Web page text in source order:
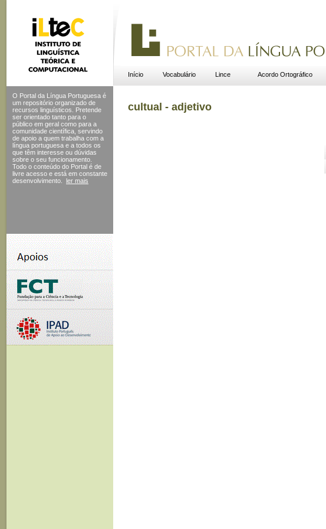
Início Vocabulário Lince Acordo Ortográfico
O Portal da Língua Portuguesa é
um repositório organizado de
recursos linguísticos. Pretende
ser orientado tanto para o
público em geral como para a
comunidade científica, servindo
de apoio a quem trabalha com a
língua portuguesa e a todos os
que têm interesse ou dúvidas
sobre o seu funcionamento.
Todo o conteúdo do Portal é de
livre acesso e está em constante
desenvolvimento.
ler mais
cultual - adjetivo